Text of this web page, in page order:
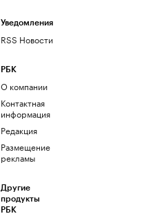
Уведомления
RSS Новости
РБК
О компании
Контактная
информация
Редакция
Размещение
рекламы
Другие
продукты
РБК